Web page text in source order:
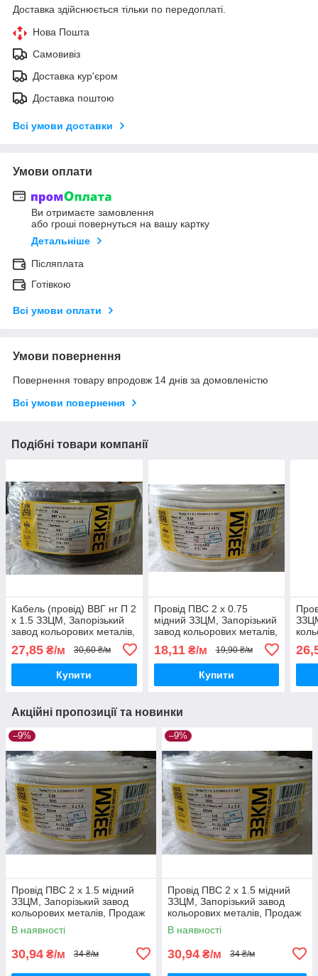
Доставка здійснюється тільки по передоплаті.
Нова Пошта
Самовивіз
Доставка кур'єром
Доставка поштою
Всі умови доставки
Умови оплати
Ви отримаєте замовлення
або гроші повернуться на вашу картку
Детальніше
Післяплата
Готівкою
Всі умови оплати
Умови повернення
Повернення товару впродовж 14 днів за домовленістю
Всі умови повернення
Подібні товари компанії
Кабель (провід) ВВГ нг П 2
х 1.5 ЗЗЦМ, Запорізький
завод кольорових металів,
силовий мідний, Продаж
кратно 5 метрам
27,85 ₴/м 30,60 ₴/м
Купити
Провід ПВС 2 х 0.75
мідний ЗЗЦМ, Запорізький
завод кольорових металів,
Продаж кратно 5 метрам
18,11₴/м 19,90 ₴/м
Купити
Акційні пропозиції та новинки
–9%
Провід ПВС 2 х 1.5 мідний
ЗЗЦМ, Запорізький завод
кольорових металів, Продаж
кратно 5 метрам
В наявності
30,94 ₴/м 34 ₴/м
–9%
Провід ПВС 2 х 1.5 мідний
ЗЗЦМ, Запорізький завод
кольорових металів, Продаж
кратно 5 метрам
В наявності
30,94 ₴/м 34 ₴/м